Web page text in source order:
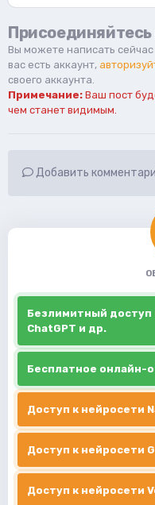
Вы можете написать
вас есть аккаунт,
своего аккаунта.
Примечание: Ваш пост
чем станет видимым.
Добавить
Безлимитный доступ
ChatGPT и др.
Бесплатное онлайн-
Доступ к нейросети
Доступ к нейросети
Доступ к нейросети